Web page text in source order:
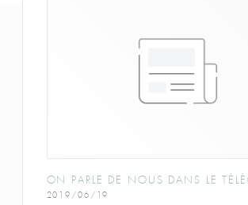
ON PARLE DE NOUS DANS LE
2019/06/19